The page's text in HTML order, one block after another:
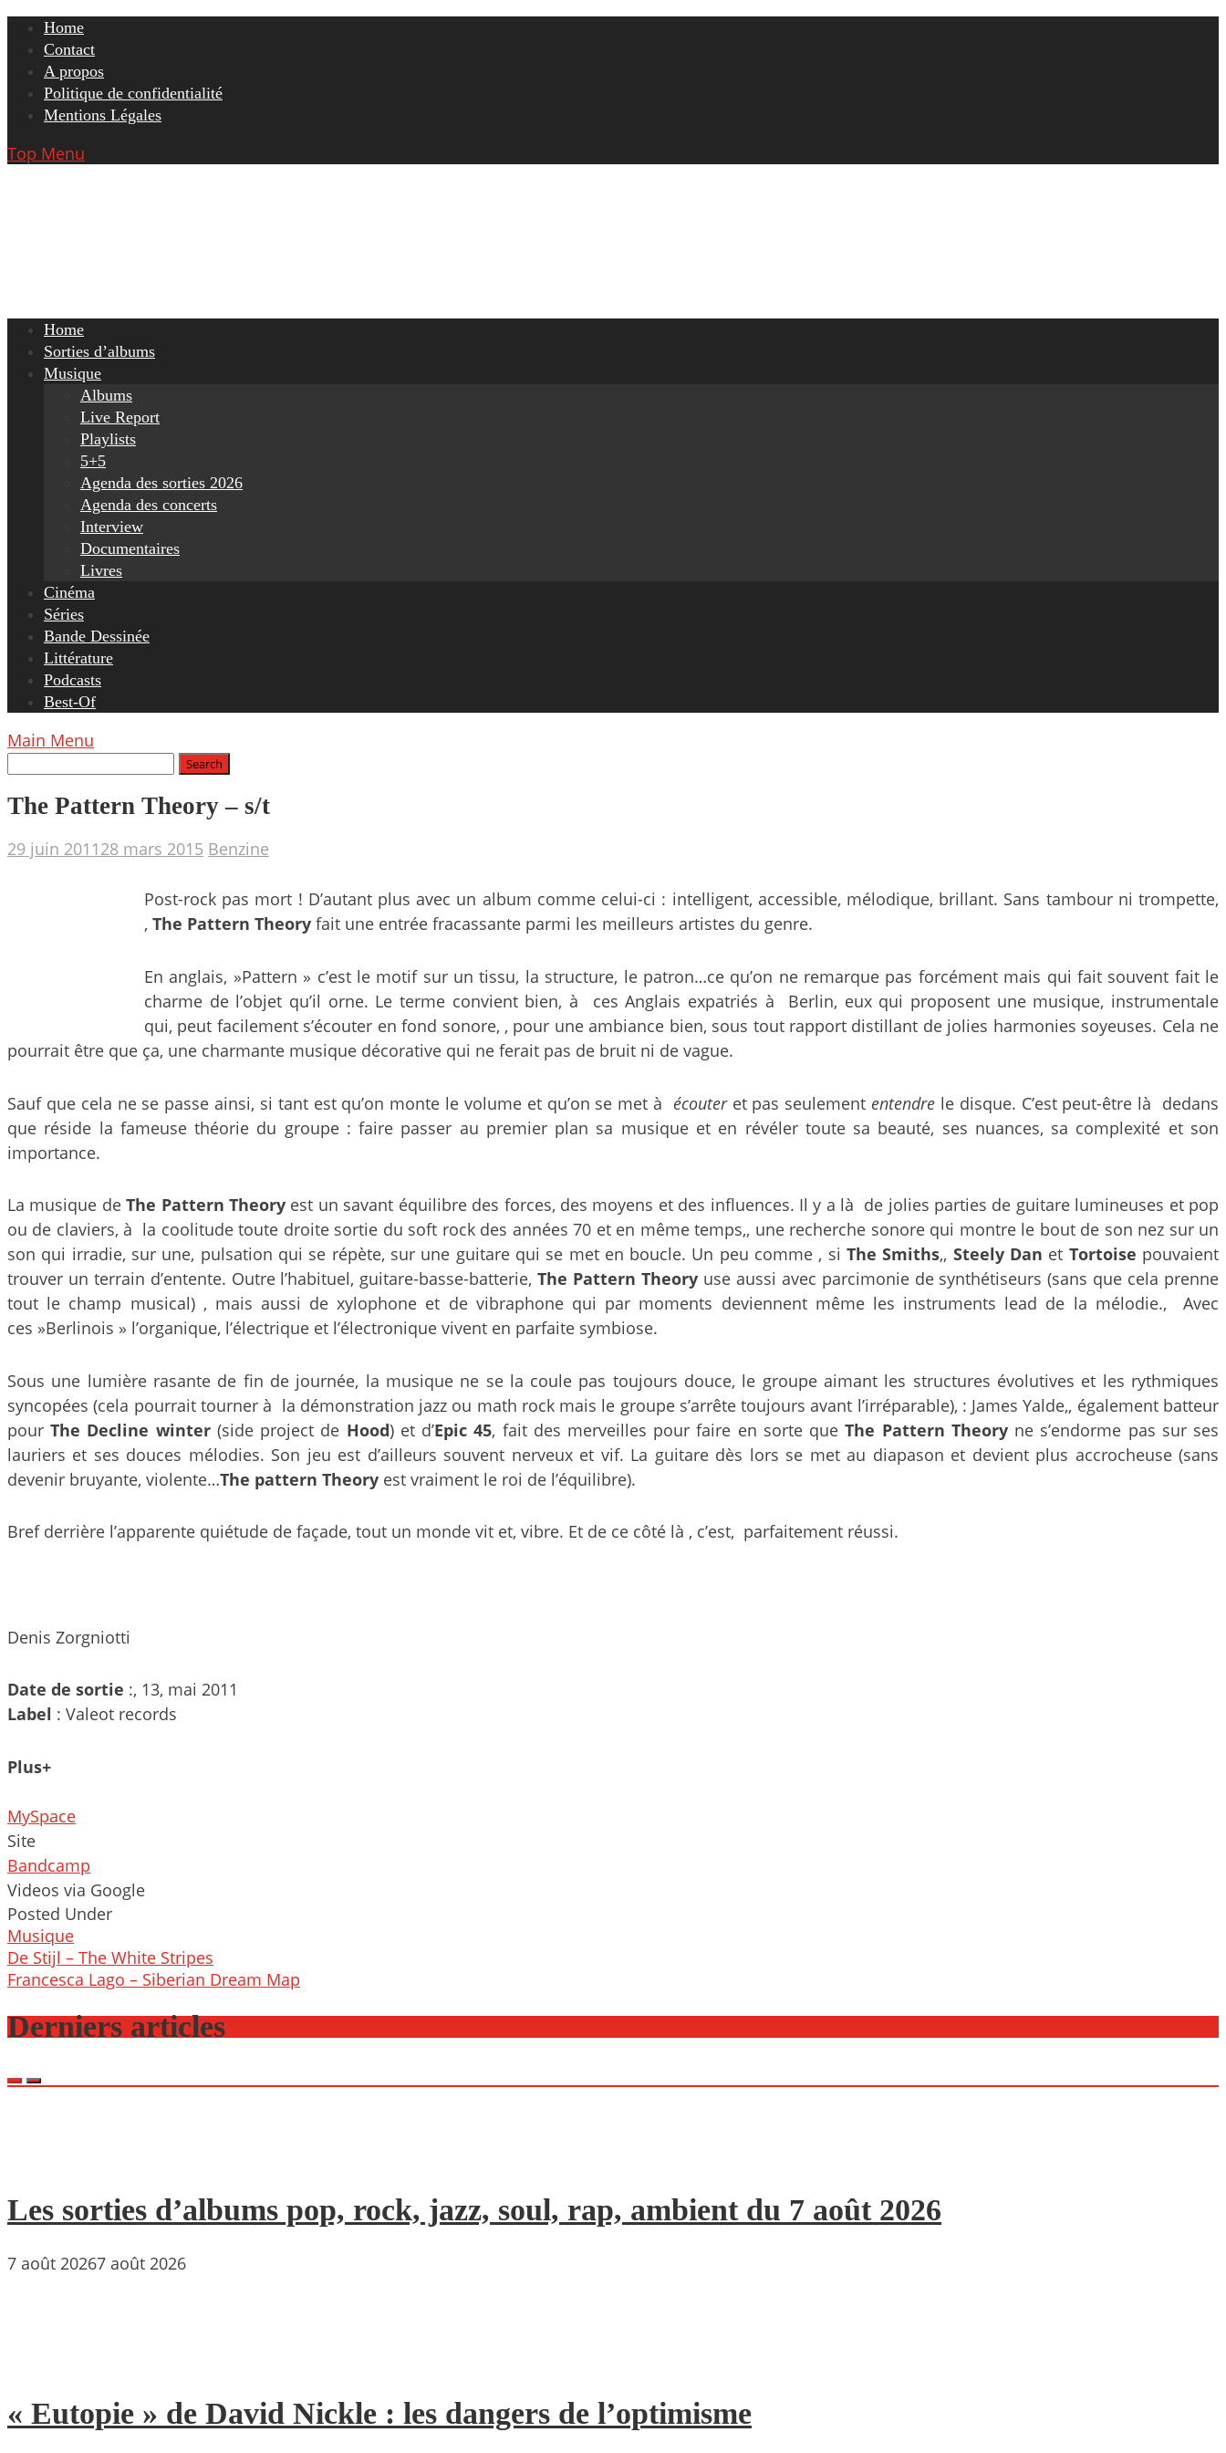
Skip
content
Home
Contact
A propos
Politique de confidentialité
Mentions Légales
Top Menu
Home
Sorties d’albums
Musique
Albums
Live Report
Playlists
5+5
Agenda des sorties 2026
Agenda des concerts
Interview
Documentaires
Livres
Cinéma
Séries
Bande Dessinée
Littérature
Podcasts
Best-Of
Main Menu
The Pattern Theory – s/t
29 juin 201128 mars 2015 Benzine
Post-rock pas mort ! D’autant plus avec un album comme celui-ci : intelligent, accessible, mélodique, brillant. Sans tambour ni trompette,
, The Pattern Theory fait une entrée fracassante parmi les meilleurs artistes du genre.
En anglais, »Pattern » c’est le motif sur un tissu, la structure, le patron…ce qu’on ne remarque pas forcément mais qui fait souvent fait le
charme de l’objet qu’il orne. Le terme convient bien, à ces Anglais expatriés à Berlin, eux qui proposent une musique, instrumentale
qui, peut facilement s’écouter en fond sonore, , pour une ambiance bien, sous tout rapport distillant de jolies harmonies soyeuses. Cela ne
pourrait être que ça, une charmante musique décorative qui ne ferait pas de bruit ni de vague.
Sauf que cela ne se passe ainsi, si tant est qu’on monte le volume et qu’on se met à écouteret pas seulement entendre le disque. C’est peut-être là dedans
que réside la fameuse théorie du groupe : faire passer au premier plan sa musique et en révéler toute sa beauté, ses nuances, sa complexité et son
importance.
La musique deThe Pattern Theory est un savant équilibre des forces, des moyens et des influences. Il y a là de jolies parties de guitare lumineuses et pop
ou de claviers, à la coolitude toute droite sortie du soft rock des années 70 et en même temps,, une recherche sonore qui montre le bout de son nez sur un
son qui irradie, sur une, pulsation qui se répète, sur une guitare qui se met en boucle. Un peu comme , siThe Smiths,, Steely Dan et Tortoise pouvaient
trouver un terrain d’entente. Outre l’habituel, guitare-basse-batterie,The Pattern Theory use aussi avec parcimonie de synthétiseurs (sans que cela prenne
tout le champ musical) , mais aussi de xylophone et de vibraphone qui par moments deviennent même les instruments lead de la mélodie., Avec
ces »Berlinois » l’organique, l’électrique et l’électronique vivent en parfaite symbiose.
Sous une lumière rasante de fin de journée, la musique ne se la coule pas toujours douce, le groupe aimant les structures évolutives et les rythmiques
syncopées (cela pourrait tourner à la démonstration jazz ou math rock mais le groupe s’arrête toujours avant l’irréparable), : James Yalde,, également batteur
pourThe Decline winter(side project de Hood) et d’Epic 45, fait des merveilles pour faire en sorte queThe Pattern Theoryne s’endorme pas sur ses
lauriers et ses douces mélodies. Son jeu est d’ailleurs souvent nerveux et vif. La guitare dès lors se met au diapason et devient plus accrocheuse (sans
devenir bruyante, violente…The pattern Theory est vraiment le roi de l’équilibre).
Bref derrière l’apparente quiétude de façade, tout un monde vit et, vibre. Et de ce côté là , c’est, parfaitement réussi.
Denis Zorgniotti
Date de sortie :, 13, mai 2011
Label : Valeot records
Plus+
MySpace
Site
Bandcamp
Videos via Google
Posted Under
Musique
Post
navigation
De Stijl – The White Stripes
Francesca Lago – Siberian Dream Map
Derniers articles
Les sorties d’albums pop, rock, jazz, soul, rap, ambient du 7 août 2026
7 août 20267 août 2026
« Eutopie » de David Nickle : les dangers de l’optimisme